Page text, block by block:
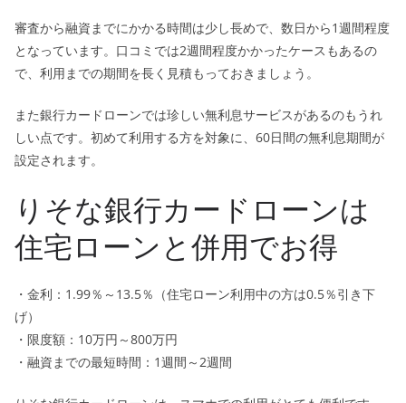
審査から融資までにかかる時間は少し長めで、数日から1週間程度
となっています。口コミでは2週間程度かかったケースもあるの
で、利用までの期間を長く見積もっておきましょう。
また銀行カードローンでは珍しい無利息サービスがあるのもうれ
しい点です。初めて利用する方を対象に、60日間の無利息期間が
設定されます。
りそな銀行カードローンは
住宅ローンと併用でお得
・金利：1.99％～13.5％（住宅ローン利用中の方は0.5％引き下
げ）
・限度額：10万円～800万円
・融資までの最短時間：1週間～2週間